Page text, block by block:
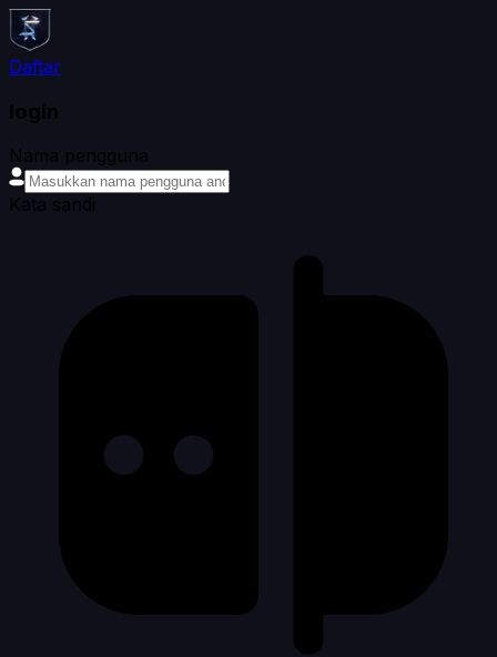
Daftar
login
Nama pengguna
Kata sandi